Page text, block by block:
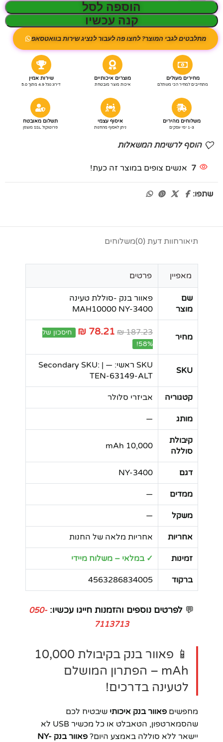
הוספה לסל
קנה עכשיו
מתלבטים לגבי המוצר? לחצו פה לעבור לנציג שירות בוואטסאפ
מחירים מעולים
מתחייבים למחיר הכי משתלם
מוצרים איכותיים
איכות מוצר מובטחת
שירות אמין
דירוג גוגל 4.9 מתוך 5.0
משלוחים מהירים
1-3 ימי עסקים
איסוף עצמי
ניתן לאסוף מהחנות
תשלום מאובטח
פרוטוקול SSL מוצפן
הוסף לרשימת המשאלות
7 אנשים צופים במוצר זה כעת!
שתפו:
תיאורחוות דעת (0) משלוחים
מאפיין פרטים
שם
מוצר
פאוור בנק -סוללת טעינה
MAH10000 NY-3400
מחיר 187.23 ₪
78.21 ₪
חיסכון של
58%!
SKU
SKU ראשי: — | Secondary SKU:
TEN-63149-ALT
קטגוריה אביזרי סלולר
מותג —
קיבולת
סוללה
10,000 mAh
דגם NY-3400
ממדים —
משקל —
אחריות אחריות מלאה של החנות
זמינות ✓ במלאי – משלוח מיידי
ברקוד 4563286834005
💬 לפרטים נוספים והזמנות חייגו עכשיו: 050-
7113713
📱 פאוור בנק בקיבולת 10,000
mAh – הפתרון המושלם
לטעינה בדרכים!
מחפשים פאוור בנק איכותי שיבטיח לכם
שהסמארטפון, הטאבלט או כל מכשיר USB לא
יישאר ללא סוללה באמצע היום?
פאוור בנק NY-